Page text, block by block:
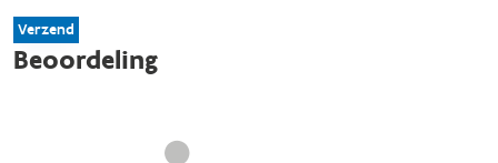
Verzend
Beoordeling